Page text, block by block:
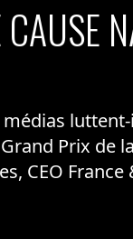
Prix de
CEO France